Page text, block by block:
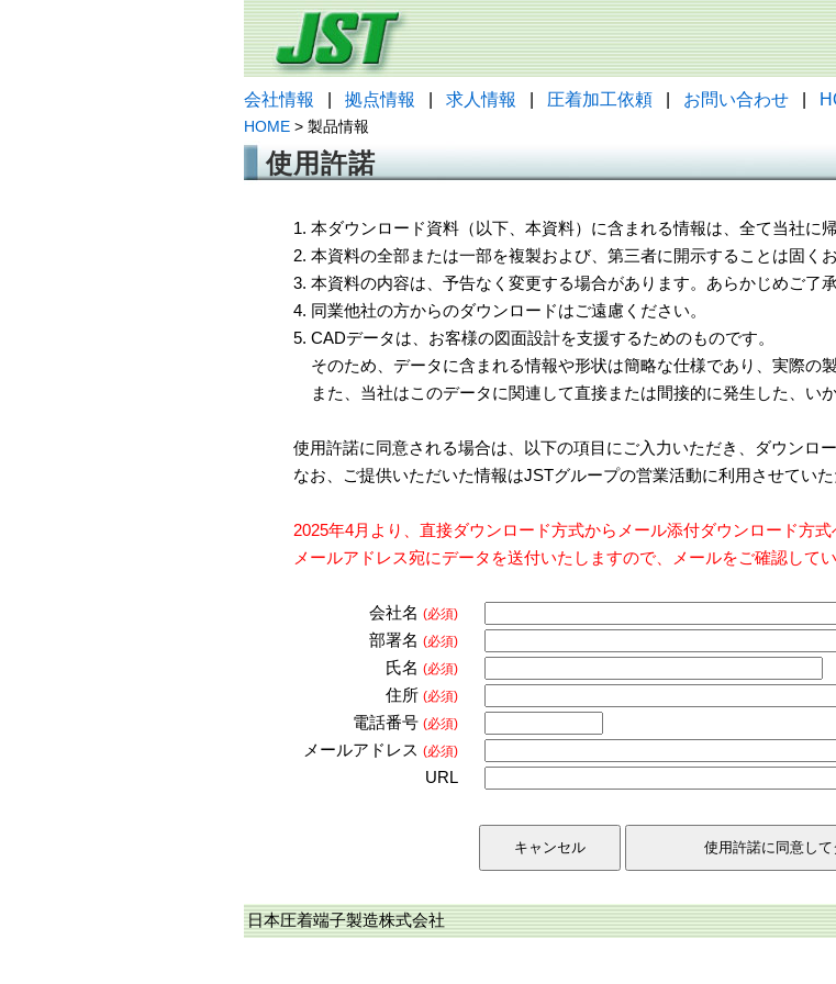
会社情報 拠点情報 求人情報 圧着加工依頼 お問い合わせ
HOME > 製品情報
使用許諾
1. 本ダウンロード資料（以下、本資料）に含まれる情報は、全て当社に帰
2. 本資料の全部または一部を複製および、第三者に開示することは固く
3. 本資料の内容は、予告なく変更する場合があります。あらかじめご了承
4. 同業他社の方からのダウンロードはご遠慮ください。
5. CADデータは、お客様の図面設計を支援するためのものです。
そのため、データに含まれる情報や形状は簡略な仕様であり、実際の
また、当社はこのデータに関連して直接または間接的に発生した、い
使用許諾に同意される場合は、以下の項目にご入力いただき、ダウンロ
なお、ご提供いただいた情報はJSTグループの営業活動に利用させていた
2025年4月より、直接ダウンロード方式からメール添付ダウンロード方式
メールアドレス宛にデータを送付いたしますので、メールをご確認して
会社名 (必須)
部署名 (必須)
氏名 (必須)
住所 (必須)
電話番号 (必須)
メールアドレス (必須)
URL
日本圧着端子製造株式会社